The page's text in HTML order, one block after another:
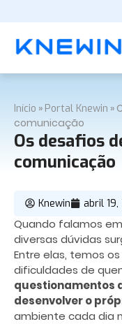
Início » Portal Knewin »
comunicação
Os desafios
comunicação
Knewin abril 19,
Quando falamos
diversas dúvidas
Entre elas, temos
dificuldades de
questionamentos
desenvolver o
ambiente cada dia